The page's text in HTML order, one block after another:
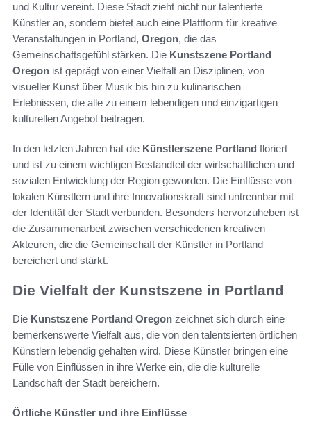
und Kultur vereint. Diese Stadt zieht nicht nur talentierte
Künstler an, sondern bietet auch eine Plattform für kreative
Veranstaltungen in Portland, Oregon, die das
Gemeinschaftsgefühl stärken. Die Kunstszene Portland
Oregon ist geprägt von einer Vielfalt an Disziplinen, von
visueller Kunst über Musik bis hin zu kulinarischen
Erlebnissen, die alle zu einem lebendigen und einzigartigen
kulturellen Angebot beitragen.
In den letzten Jahren hat die Künstlerszene Portland floriert
und ist zu einem wichtigen Bestandteil der wirtschaftlichen und
sozialen Entwicklung der Region geworden. Die Einflüsse von
lokalen Künstlern und ihre Innovationskraft sind untrennbar mit
der Identität der Stadt verbunden. Besonders hervorzuheben ist
die Zusammenarbeit zwischen verschiedenen kreativen
Akteuren, die die Gemeinschaft der Künstler in Portland
bereichert und stärkt.
Die Vielfalt der Kunstszene in Portland
Die Kunstszene Portland Oregon zeichnet sich durch eine
bemerkenswerte Vielfalt aus, die von den talentsierten örtlichen
Künstlern lebendig gehalten wird. Diese Künstler bringen eine
Fülle von Einflüssen in ihre Werke ein, die die kulturelle
Landschaft der Stadt bereichern.
Örtliche Künstler und ihre Einflüsse